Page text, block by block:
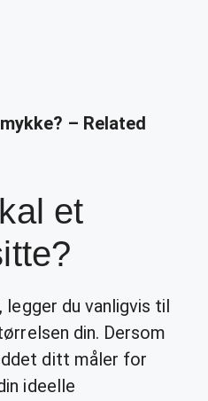
– Related
et
du vanligvis til
din. Dersom
ditt måler for
ideelle